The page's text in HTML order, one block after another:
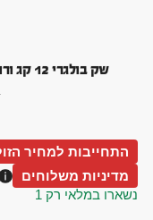
שק בולגרי 12 קג ורוד Bulgarian Bag לאימון פונקציונלי
התחייבות למחיר
מדיניות משלוחים
נשארו במלאי רק 1